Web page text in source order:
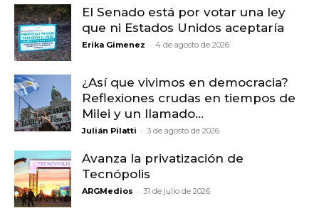
El Senado está por votar una ley
que ni Estados Unidos aceptaría
Erika Gimenez - 4 de agosto de 2026
¿Así que vivimos en democracia?
Reflexiones crudas en tiempos de
Milei y un llamado...
Julián Pilatti - 3 de agosto de 2026
Avanza la privatización de
Tecnópolis
ARGMedios - 31 de julio de 2026